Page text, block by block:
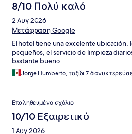
8/10 Πολύ καλό
2 Αυγ 2026
Μετάφραση Google
El hotel tiene una excelente ubicación,
pequeños, el servicio de limpieza
bastante bueno
Jorge Humberto, ταξίδι 7
Επαληθευμένο σχόλιο
10/10 Εξαιρετικό
1 Αυγ 2026